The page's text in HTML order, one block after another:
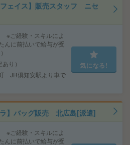
ェイス】販売スタッフ ニセ
※ご経験・スキルによ
んに前払いで給与が受
り）
JR倶知安駅より車で
気になる!
】バッグ販売 北広島[派遣]
※ご経験・スキルによ
んに前払いで給与が受